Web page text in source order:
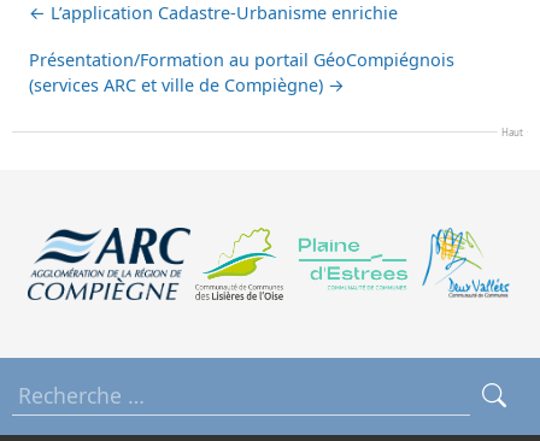
← L’application Cadastre-Urbanisme enrichie
Présentation/Formation au portail GéoCompiégnois
(services ARC et ville de Compiègne) →
Haut